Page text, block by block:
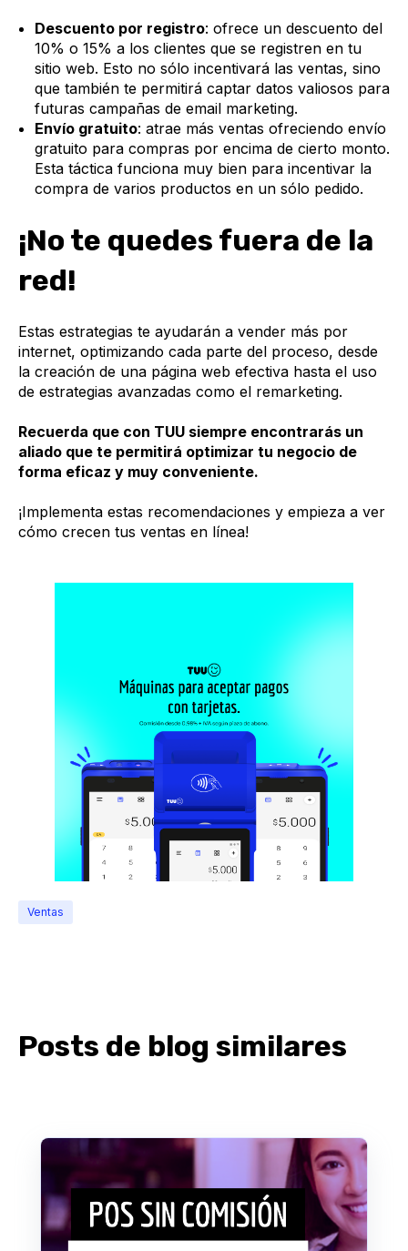
Descuento por registro: ofrece un descuento del
10% o 15% a los clientes que se registren en tu
sitio web. Esto no sólo incentivará las ventas, sino
que también te permitirá captar datos valiosos para
futuras campañas de email marketing.
Envío gratuito: atrae más ventas ofreciendo envío
gratuito para compras por encima de cierto monto.
Esta táctica funciona muy bien para incentivar la
compra de varios productos en un sólo pedido.
¡No te quedes fuera de la
red!
Estas estrategias te ayudarán a vender más por
internet, optimizando cada parte del proceso, desde
la creación de una página web efectiva hasta el uso
de estrategias avanzadas como el remarketing.
Recuerda que con TUU siempre encontrarás un
aliado que te permitirá optimizar tu negocio de
forma eficaz y muy conveniente.
¡Implementa estas recomendaciones y empieza a ver
cómo crecen tus ventas en línea!
Ventas
Posts de blog similares